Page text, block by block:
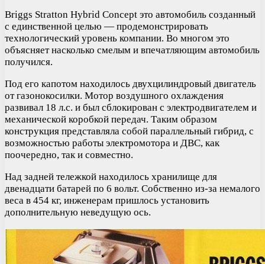
Briggs Stratton Hybrid Concept это автомобиль созданный
с единственной целью — продемонстрировать
технологический уровень компании. Во многом это
объясняет насколько смелым и впечатляющим автомобиль
получился.
Под его капотом находилось двухцилиндровый двигатель
от газонокосилки. Мотор воздушного охлаждения
развивал 18 л.с. и был сблокирован с электродвигателем и
механической коробкой передач. Таким образом
конструкция представляла собой параллельный гибрид, с
возможностью работы электромотора и ДВС, как
поочередно, так и совместно.
Над задней тележкой находилось хранилище для
двенадцати батарей по 6 вольт. Собственно из-за немалого
веса в 454 кг, инженерам пришлось установить
дополнительную неведущую ось.